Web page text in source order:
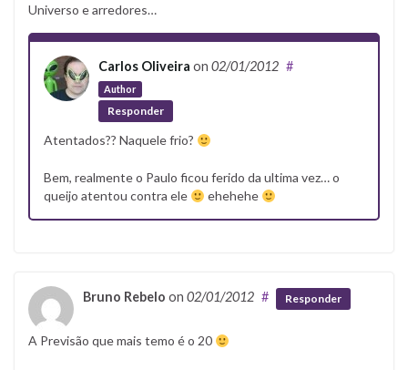
Universo e arredores…
Carlos Oliveira on 02/01/2012
Author
#
Responder
Atentados?? Naquele frio?
Bem, realmente o Paulo ficou ferido da ultima vez… o
queijo atentou contra ele
ehehehe
Bruno Rebelo on 02/01/2012 # Responder
A Previsão que mais temo é o 20